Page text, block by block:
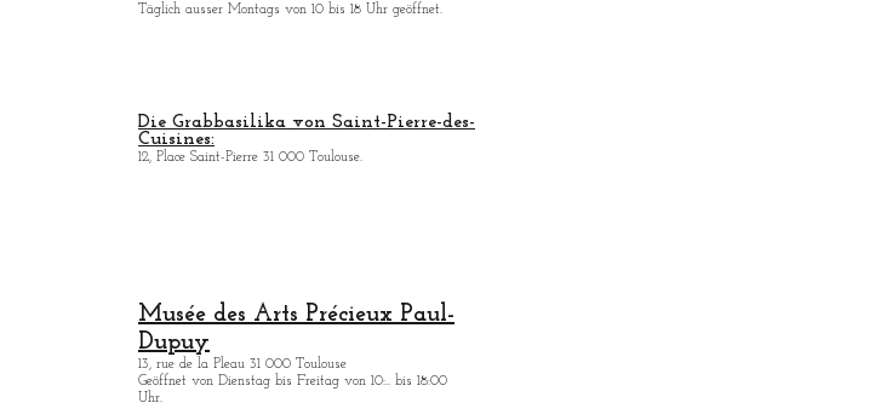
Täglich ausser Montags von 10 bis 18 Uhr geöffnet.
Die Grabbasilika von Saint-Pierre-des-
Cuisines:
12, Place Saint-Pierre 31 000 Toulouse.
Musée des Arts Précieux Paul-
Dupuy
13, rue de la Pleau 31 000 Toulouse
Geöffnet von Dienstag bis Freitag von 10:.. bis 18:00
Uhr.